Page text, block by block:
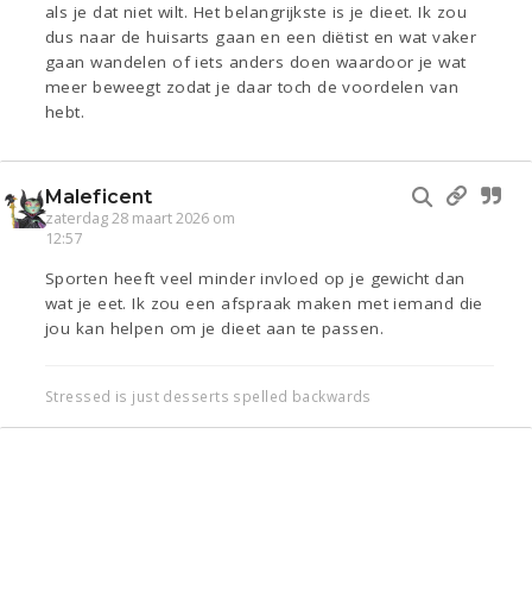
als je dat niet wilt. Het belangrijkste is je dieet. Ik zou
dus naar de huisarts gaan en een diëtist en wat vaker
gaan wandelen of iets anders doen waardoor je wat
meer beweegt zodat je daar toch de voordelen van
hebt.
Maleficent
zaterdag 28 maart 2026 om
12:57
Sporten heeft veel minder invloed op je gewicht dan
wat je eet. Ik zou een afspraak maken met iemand die
jou kan helpen om je dieet aan te passen.
Stressed is just desserts spelled backwards